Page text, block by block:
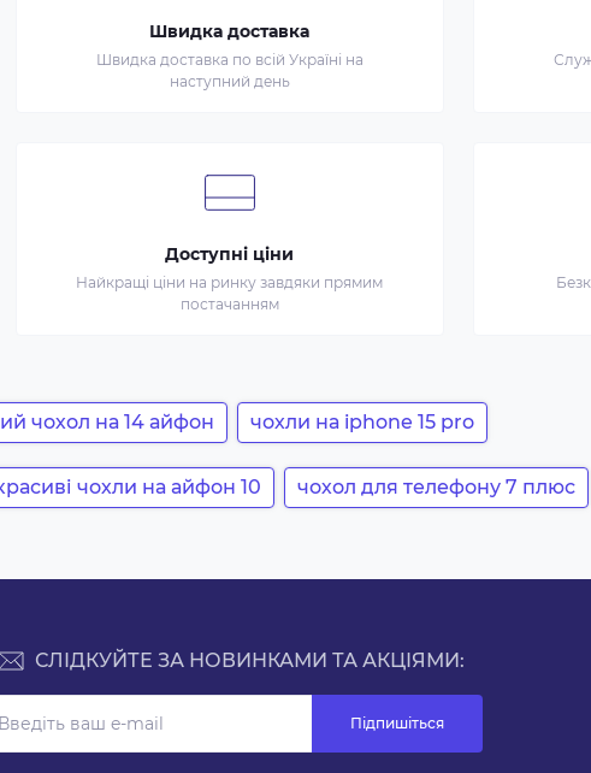
Швидка доставка
Швидка доставка по всій Україні на
наступний день
Доступні ціни
Найкращі ціни на ринку завдяки прямим
постачанням
чохол на 14 айфон чохли на iphone 15 pro
чохли на айфон 10 чохол для телефону 7 плюс
СЛІДКУЙТЕ ЗА НОВИНКАМИ ТА АКЦІЯМИ:
Підпишіться